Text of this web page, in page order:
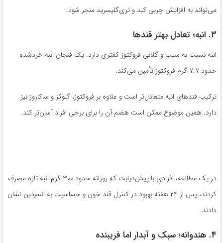
می‌تواند به افزایش چربی کبد و تری‌گلیسرید منجر شود.
۳. انبه؛ تعادل بهتر قندها
انبه نسبت به سیب و گلابی فروکتوز کمتری دارد. یک فنجان انبه خردشده
حدود ۷.۷ گرم فروکتوز تأمین می‌کند.
ترکیب قندهای انبه متعادل‌تر است و علاوه بر فروکتوز، گلوکز و ساکاروز نیز
دارد. همین موضوع ممکن است هضم آن را برای برخی افراد آسان‌تر کند.
در یک مطالعه، افرادی با پیش‌دیابت که روزانه حدود ۳۰۰ گرم انبه تازه مصرف
کردند، پس از ۲۴ هفته بهبود در کنترل قند خون و حساسیت به انسولین نشان
دادند.
۴. هندوانه؛ سبک و آبدار اما فریبنده